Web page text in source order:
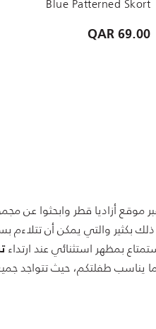
Blue Patterned Skort
69.00 QAR
موقع أزاديا قطر وابحثوا عن
ذلك بكثير والتي يمكن أن
بمظهر استثنائي عند ارتداء
طفلتكم، حيث تتواجد